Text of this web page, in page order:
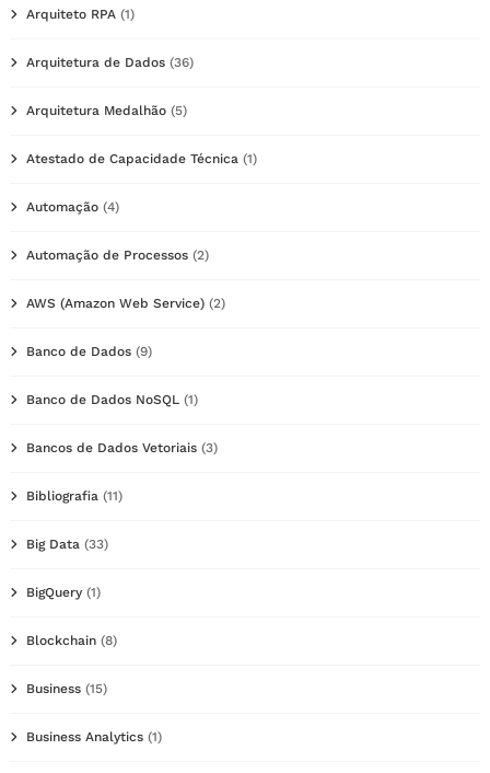
Arquiteto RPA (1)
Arquitetura de Dados (36)
Arquitetura Medalhão (5)
Atestado de Capacidade Técnica (1)
Automação (4)
Automação de Processos (2)
AWS (Amazon Web Service) (2)
Banco de Dados (9)
Banco de Dados NoSQL (1)
Bancos de Dados Vetoriais (3)
Bibliografia (11)
Big Data (33)
BigQuery (1)
Blockchain (8)
Business (15)
Business Analytics (1)